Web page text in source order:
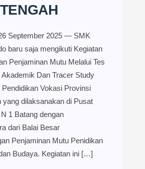
September 2025 — SMK
baru saja mengikuti Kegiatan
Penjaminan Mutu Melalui Tes
Dan Tracer Study
Pendidikan Vokasi Provinsi
yang dilaksanakan di Pusat
1 Batang dengan
dari Balai Besar
Penjaminan Mutu Penidikan
Budaya. Kegiatan ini […]